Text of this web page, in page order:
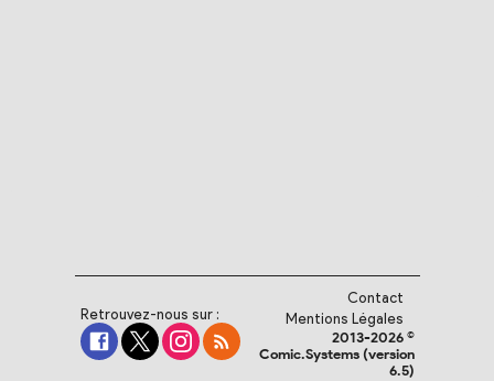
Retrouvez-nous sur :
Contact
Mentions Légales
2013-2026 ©
Comic.Systems (version
6.5)